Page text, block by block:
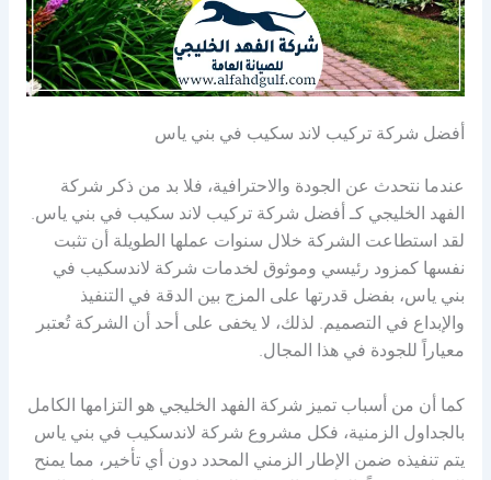
أفضل شركة تركيب لاند سكيب في بني ياس
عندما نتحدث عن الجودة والاحترافية، فلا بد من ذكر شركة
الفهد الخليجي كـ أفضل شركة تركيب لاند سكيب في بني ياس.
لقد استطاعت الشركة خلال سنوات عملها الطويلة أن تثبت
نفسها كمزود رئيسي وموثوق لخدمات شركة لاندسكيب في
بني ياس، بفضل قدرتها على المزج بين الدقة في التنفيذ
والإبداع في التصميم. لذلك، لا يخفى على أحد أن الشركة تُعتبر
معياراً للجودة في هذا المجال.
كما أن من أسباب تميز شركة الفهد الخليجي هو التزامها الكامل
بالجداول الزمنية، فكل مشروع شركة لاندسكيب في بني ياس
يتم تنفيذه ضمن الإطار الزمني المحدد دون أي تأخير، مما يمنح